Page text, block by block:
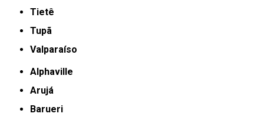
Tietê
Tupã
Valparaíso
Alphaville
Arujá
Barueri